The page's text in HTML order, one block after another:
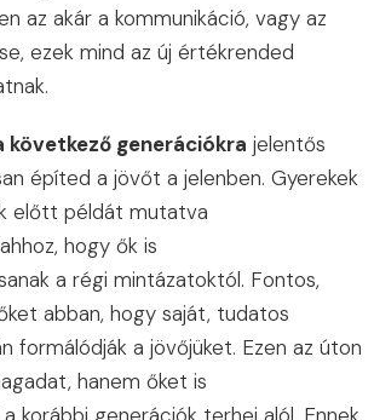
az akár a kommunikáció, vagy az
ezek mind az új értékrended
következő generációkra jelentős
építed a jövőt a jelenben. Gyerekek
előtt példát mutatva
hogy ők is
a régi mintázatoktól. Fontos,
abban, hogy saját, tudatos
formálódják a jövőjüket. Ezen az úton
hanem őket is